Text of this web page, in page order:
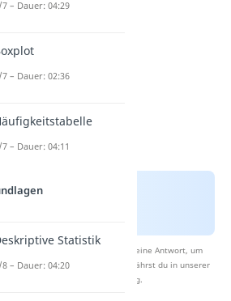
Nach Beantwortung speichern wir deine Antwort, um
zu verbessern. Mehr dazu erfährst du in unserer
Datenschutzerklärung.
7 – Dauer: 04:29
– Dauer: 02:36
– Dauer: 04:11
Statistik
8 – Dauer: 04:20